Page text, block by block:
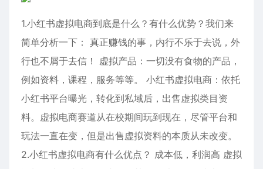
1.小红书虚拟电商到底是什么？有什么优势？我们来
简单分析一下： 真正赚钱的事，内行不乐于去说，外
行也不屑于去信！ 虚拟产品：一切没有食物的产品，
例如资料，课程，服务等等。 小红书虚拟电商：依托
小红书平台曝光，转化到私域后，出售虚拟类目资
料。虚拟电商赛道从在校期间玩到现在，尽管平台和
玩法一直在变，但是出售虚拟资料的本质从未改变。
2.小红书虚拟电商有什么优点？ 成本低，利润高 虚拟